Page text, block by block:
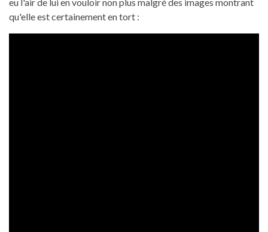
qu'elle est certainement en tort :